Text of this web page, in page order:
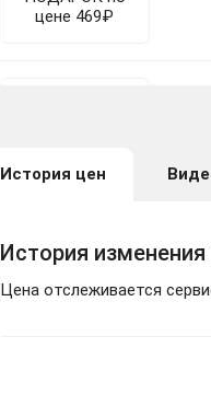
История цен
История
Цена отслеживается